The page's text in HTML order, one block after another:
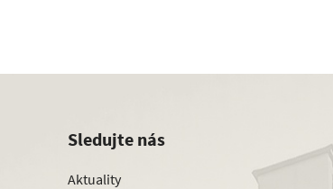
Sledujte nás
Aktuality